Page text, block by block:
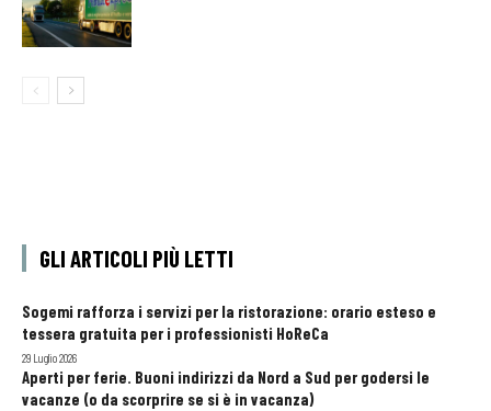
GLI ARTICOLI PIÙ LETTI
Sogemi rafforza i servizi per la ristorazione: orario esteso e
tessera gratuita per i professionisti HoReCa
29 Luglio 2026
Aperti per ferie. Buoni indirizzi da Nord a Sud per godersi le
vacanze (o da scorprire se si è in vacanza)